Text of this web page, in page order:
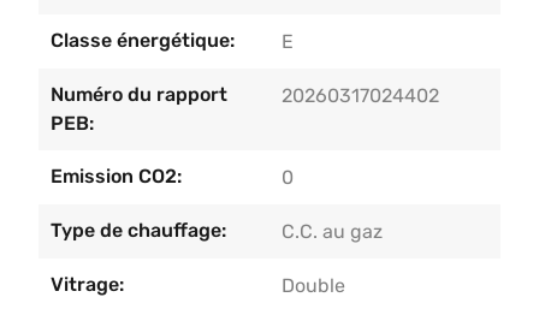
Classe énergétique: E
Numéro du rapport
PEB:
20260317024402
Emission CO2: 0
Type de chauffage: C.C. au gaz
Vitrage: Double